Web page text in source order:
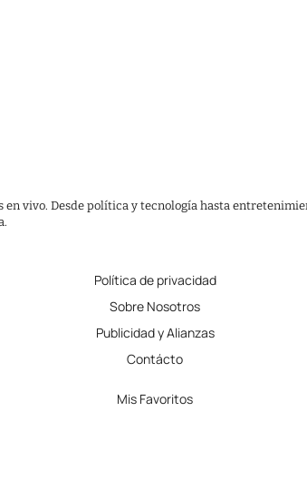
vivo. Desde política y tecnología hasta
Política de privacidad
Sobre Nosotros
Publicidad y Alianzas
Contácto
Mis Favoritos